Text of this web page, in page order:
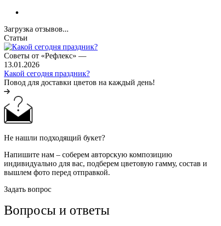
Загрузка отзывов...
Статьи
Советы от «Рефлекс» —
13.01.2026
Какой сегодня праздник?
Повод для доставки цветов на каждый день!
Не нашли подходящий букет?
Напишите нам – соберем авторскую композицию
индивидуально для вас, подберем цветовую гамму, состав и
вышлем фото перед отправкой.
Задать вопрос
Вопросы и ответы